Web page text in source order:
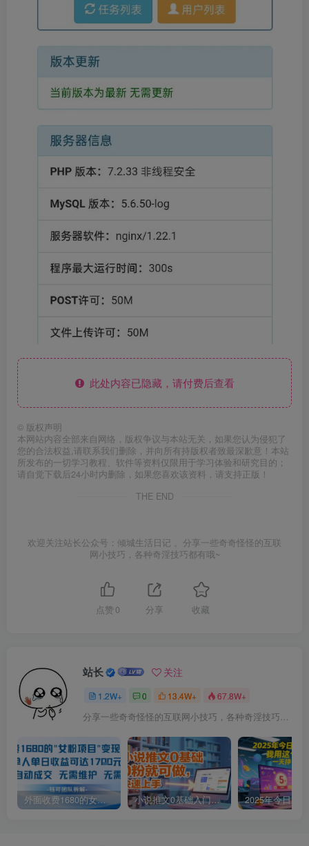
此处内容已隐藏，请付费后查看
© 版权声明
本网站内容全部来自网络，版权争议与本站无关，如果您认为侵犯了
您的合法权益,请联系我们删除，并向所有持版权者致最深歉意！本站
所发布的一切学习教程、软件等资料仅限用于学习体验和研究目的；
请自觉下载后24小时内删除，如果您喜欢该资料，请支持正版！
THE END
欢迎关注站长公众号：倾城生活日记 。分享一些奇奇怪怪的互联
网小技巧，各种奇淫技巧都有哦~
点赞 0 分享 收藏
站长 关注
1.2W+ 0 13.4W+ 67.8W+
分享一些奇奇怪怪的互联网小技巧，各种奇淫技巧都在本站。
外面收费1680的女粉项目变现，单人单日收益可达1.7k，全自动成交无需维护 小说推文0基础入门教程，0粉就可做，快速上手